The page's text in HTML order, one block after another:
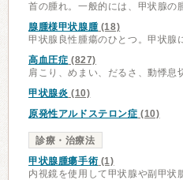
首の腫れ。一般的には、甲状腺の
腺腫様甲状腺腫(18)
甲状腺良性腫瘍のひとつ。甲状腺
高血圧症 (827)
肩こり、めまい、だるさ、動悸息
甲状腺炎 (10)
原発性アルドステロン症 (10)
診療・治療法
甲状腺腫瘍手術 (1)
内視鏡を使用して甲状腺や副甲状